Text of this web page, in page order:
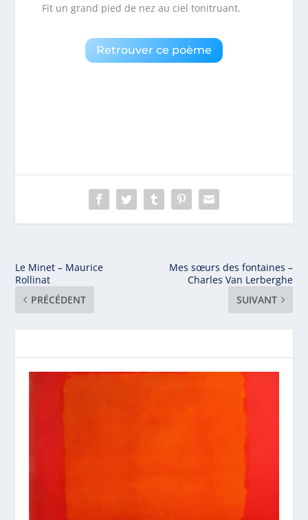
Fit un grand pied de nez au ciel tonitruant.
Retrouver ce poème
Le Minet – Maurice
Rollinat
PRÉCÉDENT
Mes sœurs des fontaines –
Charles Van Lerberghe
SUIVANT